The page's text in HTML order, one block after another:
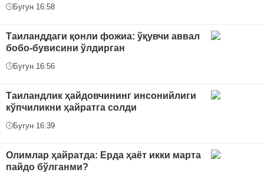
Бугун 16:58
Таиланддаги қонли фожиа: ўқувчи аввал
бобо-бувисини ўлдирган
Бугун 16:56
Таиландлик ҳайдовчининг инсонийлиги
кўпчиликни ҳайратга солди
Бугун 16:39
Олимлар ҳайратда: Ерда ҳаёт икки марта
пайдо бўлганми?